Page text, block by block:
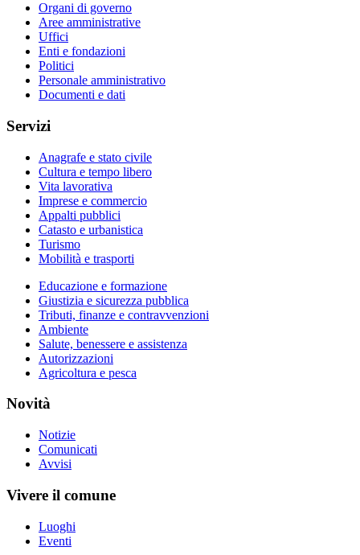
Organi di governo
Aree amministrative
Uffici
Enti e fondazioni
Politici
Personale amministrativo
Documenti e dati
Servizi
Anagrafe e stato civile
Cultura e tempo libero
Vita lavorativa
Imprese e commercio
Appalti pubblici
Catasto e urbanistica
Turismo
Mobilità e trasporti
Educazione e formazione
Giustizia e sicurezza pubblica
Tributi, finanze e contravvenzioni
Ambiente
Salute, benessere e assistenza
Autorizzazioni
Agricoltura e pesca
Novità
Notizie
Comunicati
Avvisi
Vivere il comune
Luoghi
Eventi